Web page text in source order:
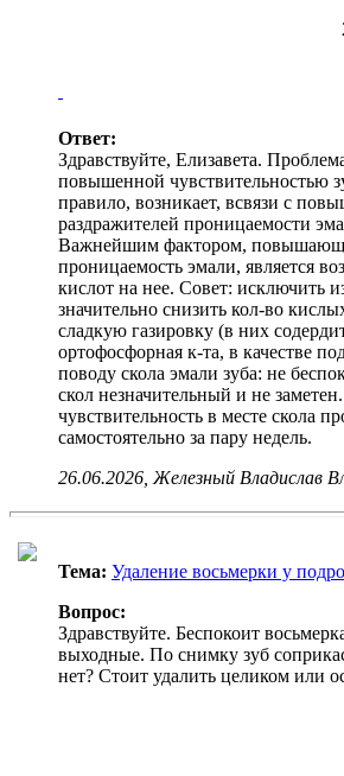
Ответ:
Здравствуйте, Елизавета.
повышенной чувствительностью
правило, возникает, всвязи с
раздражителей проницаемости
Важнейшим фактором,
проницаемость эмали, является
кислот на нее. Совет: исключить
значительно снизить кол-во
сладкую газировку (в них
ортофосфорная к-та, в качестве
поводу скола эмали зуба: не
скол незначительный и не
чувствительность в месте скола
самостоятельно за пару недель.
26.06.2026, Железный Владислав
Тема: Удаление восьмерки у
Вопрос:
Здравствуйте. Беспокоит
выходные. По снимку зуб
нет? Стоит удалить целиком или